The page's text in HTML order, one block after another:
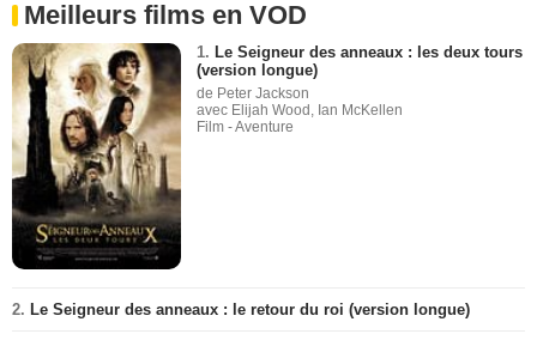
Meilleurs films en VOD
1. Le Seigneur des anneaux : les deux tours
(version longue)
de Peter Jackson
avec Elijah Wood, Ian McKellen
Film - Aventure
2. Le Seigneur des anneaux : le retour du roi (version longue)